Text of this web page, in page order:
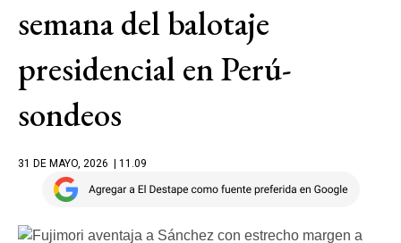
semana del balotaje
presidencial en Perú-
sondeos
31 DE MAYO, 2026 | 11.09